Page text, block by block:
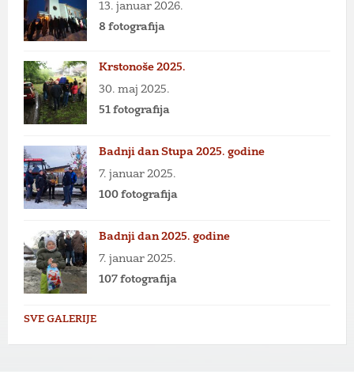
13. januar 2026.
8 fotografija
Krstonoše 2025.
30. maj 2025.
51 fotografija
Badnji dan Stupa 2025. godine
7. januar 2025.
100 fotografija
Badnji dan 2025. godine
7. januar 2025.
107 fotografija
SVE GALERIJE